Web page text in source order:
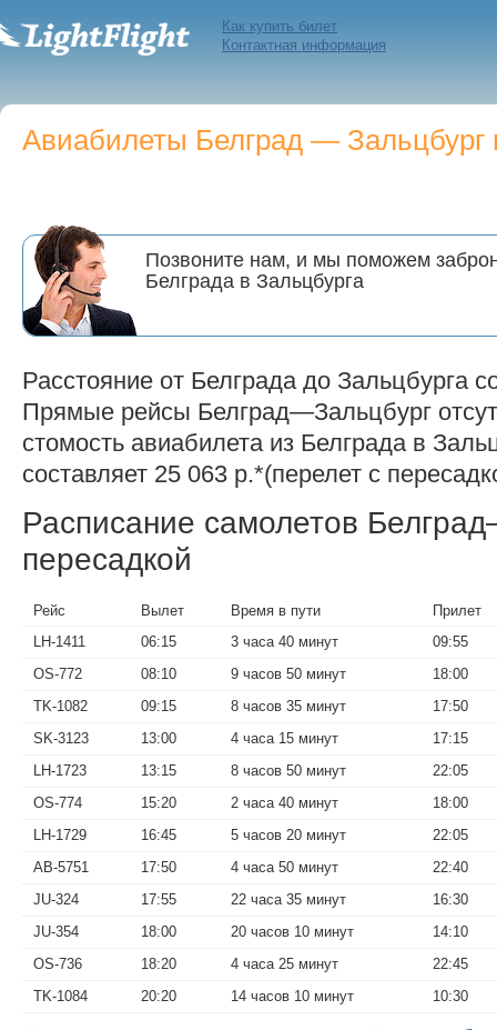
Как купить билет
Контактная информация
Авиабилеты Белград — Зальцбург
Позвоните нам, и мы поможем
Белграда в Зальцбурга
Расстояние от Белграда до Зальцбурга
Прямые рейсы Белград—Зальцбург
стомость авиабилета из Белграда в
составляет 25 063 р.*(перелет с
Расписание самолетов
пересадкой
Рейс Вылет Время в пути
Прилет
LH-1411
06:15 3 часа 40 минут
09:55
OS-772
08:10 9 часов 50 минут
18:00
TK-1082
09:15 8 часов 35 минут
17:50
SK-3123
13:00 4 часа 15 минут
17:15
LH-1723
13:15 8 часов 50 минут
22:05
OS-774
15:20 2 часа 40 минут
18:00
LH-1729
16:45 5 часов 20 минут
22:05
AB-5751
17:50 4 часа 50 минут
22:40
JU-324
17:55 22 часа 35 минут
16:30
JU-354
18:00 20 часов 10 минут
14:10
OS-736
18:20 4 часа 25 минут
22:45
TK-1084
20:20 14 часов 10 минут 10:30